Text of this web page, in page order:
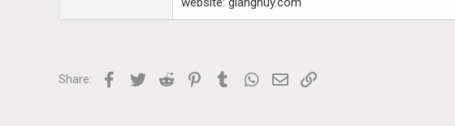
Share: Facebook
Twitter Reddit PinterestTumblr WhatsApp
Email